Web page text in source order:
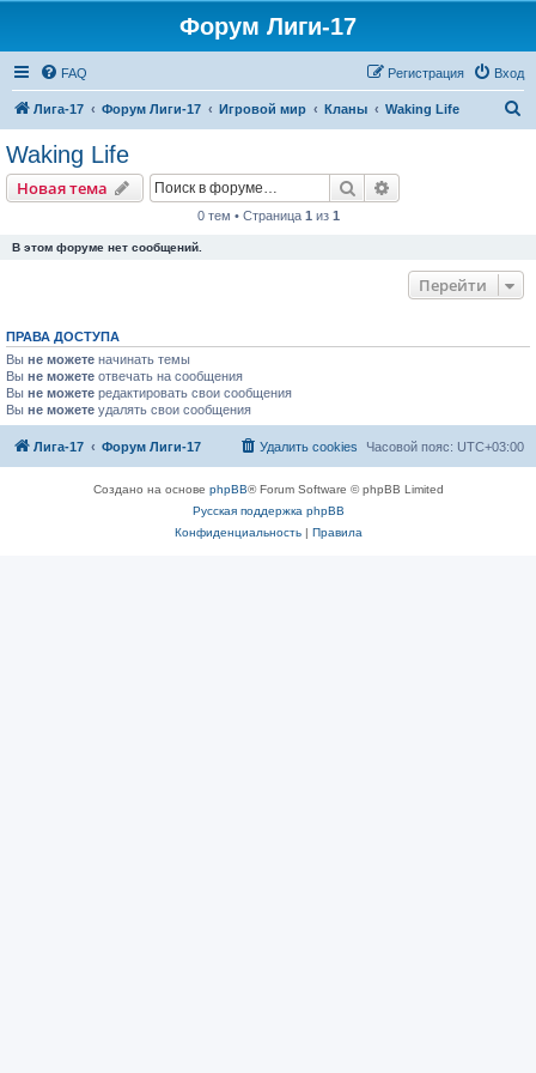
Форум Лиги-17
FAQ Вход
Регистрация
Лига-17 Форум Лиги-17 Игровой мир Кланы Waking Life
Waking Life
Новая тема Поиск
0 тем • Страница 1 из 1
В этом форуме нет сообщений.
Перейти
ПРАВА ДОСТУПА
Вы не можете начинать темы
Вы не можете отвечать на сообщения
Вы не можете редактировать свои сообщения
Вы не можете удалять свои сообщения
Лига-17 Форум Лиги-17 Часовой пояс: UTC+03:00
Удалить cookies
Создано на основе phpBB® Forum Software © phpBB Limited
Русская поддержка phpBB
Конфиденциальность| Правила